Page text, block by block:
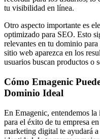
tu visibilidad en línea.
Otro aspecto importante es
optimizado para SEO. Esto
relevantes en tu dominio
sitio web aparezca en los
usuarios buscan productos o
Cómo Emagenic
Dominio Ideal
En Emagenic, entendemos
para el éxito de tu empresa
marketing digital te ayudará